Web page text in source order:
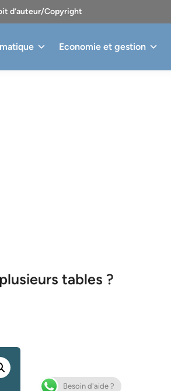
d’auteur/Copyright
Economie et gestion
tables ?
Besoin d'aide ?